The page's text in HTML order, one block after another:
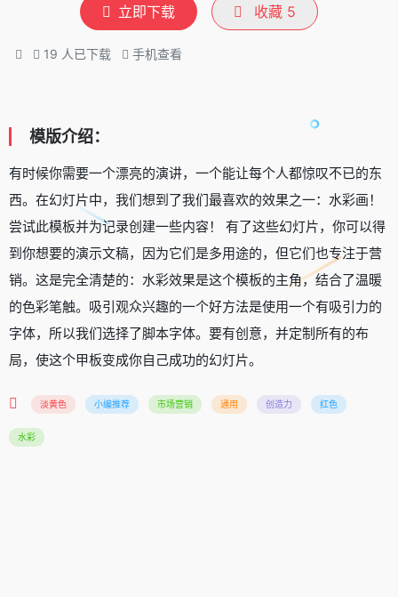
立即下载 收藏 5
19 人已下载 手机查看
模版介绍：
有时候你需要一个漂亮的演讲，一个能让每个人都惊叹不已的东
西。在幻灯片中，我们想到了我们最喜欢的效果之一：水彩画！
尝试此模板并为记录创建一些内容！ 有了这些幻灯片，你可以得
到你想要的演示文稿，因为它们是多用途的，但它们也专注于营
销。这是完全清楚的：水彩效果是这个模板的主角，结合了温暖
的色彩笔触。吸引观众兴趣的一个好方法是使用一个有吸引力的
字体，所以我们选择了脚本字体。要有创意，并定制所有的布
局，使这个甲板变成你自己成功的幻灯片。
淡黄色 小编推荐 市场营销 通用 创造力 红色
水彩